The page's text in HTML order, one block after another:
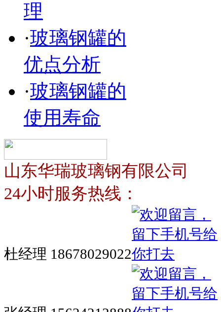
理
·玻璃钢罐的
优点分析
·玻璃钢罐的
使用寿命
山东华瑞玻璃钢有限公司
24小时服务热线：
杜经理 18678029022